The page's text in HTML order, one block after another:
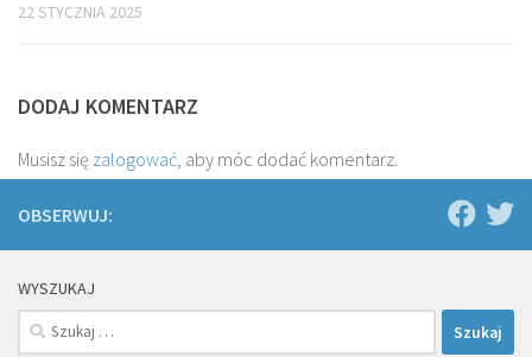
22 STYCZNIA 2025
DODAJ KOMENTARZ
Musisz się zalogować, aby móc dodać komentarz.
OBSERWUJ:
WYSZUKAJ
Szukaj: